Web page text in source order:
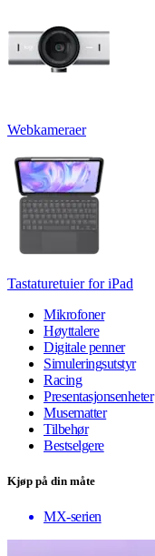
Webkameraer
Tastaturetuier for iPad
Mikrofoner
Høyttalere
Digitale penner
Simuleringsutstyr
Racing
Presentasjonsenheter
Musematter
Tilbehør
Bestselgere
Kjøp på din måte
MX-serien